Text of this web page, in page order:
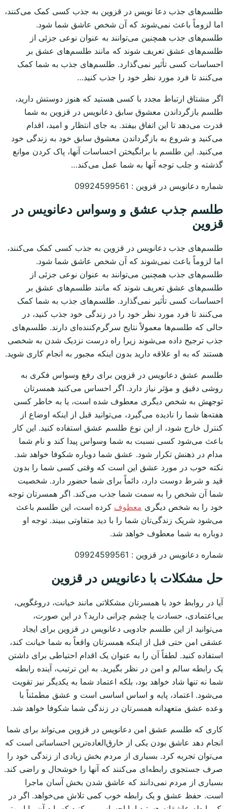
طلسم‌های جذب دعا نویس در قزوین به جذب کسی کمک می‌کنند،
اما لزوماً باعث نمی‌شوند که آن شخص عاشق شما شود.
طلسم‌های جذب همچنین می‌توانند به عنوان نوعی جزئی از
طلسم‌های عشق تعریف شوند که مانند طلسم‌های عشق بر
احساسات کسی تأثیر نمی‌گذارد. طلسم‌های جذب به شما کمک
می‌کنند تا فرد مورد نظر خود را جذب کنید…
اگر مشتاق ارتباط مجدد با کسی هستید که هنوز دوستش دارید،
طلسم بازگرداندن معشوق سابق دعانویس در قزوین به شما
قدرت می‌دهد تا این اتفاق بیفتد. به جای انتظار و امید، اقدام
می‌کنید و شروع به بازگرداندن معشوق سابق خود به زندگی خود
می‌کنید. این طلسم با برانگیختن احساسات آنها، پاک کردن موانع
گذشته و جلب توجه آنها به شما عمل می‌کند…
شماره دعانویس در قزوین : 09924599561
طلسم جذب عشق و وسواس دعانویس در
قزوین
طلسم‌های جذب دعانویس در قزوین به جذب کسی کمک می‌کنند،
اما لزوماً باعث نمی‌شوند که آن شخص عاشق شما شود.
طلسم‌های جذب همچنین می‌توانند به عنوان نوعی جزئی از
طلسم‌های عشق تعریف شوند که مانند طلسم‌های عشق بر
احساسات کسی تأثیر نمی‌گذارد. طلسم‌های جذب به شما کمک
می‌کنند تا فرد مورد نظر خود را در زندگی خود جذب کنید، در
حالی که طلسم‌ها معمولاً نتایج سرگرم‌کننده‌ای دارند. طلسم‌های
جذب ترجیح داده می‌شوند زیرا راه درست نزدیک شدن به شخصی
هستند که به او علاقه دارید بدون اینکه مجبور به انجام کاری شوید.
طلسم عشق دعانویس در قزوین برای رفع وسواس فکری به
روشی دقیق و مؤثر نیاز دارد. اگر احساس می‌کنید همسرتان
توجهش به شخص دیگری معطوف شده است، یا به خاطر کسی
هفته‌ها شما را نادیده می‌گیرد، می‌توانید قبل از اینکه اوضاع از
کنترل خارج شود، از این نوع طلسم عشق استفاده کنید. این کار
باعث می‌شود کسی نسبت به شما وسواس پیدا کند و نام شما
مدام در ذهنش تکرار شود. عشق شما دوباره شکوفا خواهد شد.
نکته خوب در مورد عشق این است که وقتی کسی شما را بدون
قید و شرط دوست دارد، دائماً برای شما حضور دارد. شخصیت
شما آن شخص را به سمت شما جذب می‌کند. اگر همسرتان توجه
خود را به شخص دیگری معطوف کرده است، این طلسم باعث
می‌شود شریک زندگی‌تان شما را با دید متفاوتی ببیند. توجه او
دوباره به شما معطوف خواهد شد.
شماره دعانویس در قزوین : 09924599561
حل مشکلات با دعانویس در قزوین
آیا در روابط خود با همسرتان مشکلاتی مانند خیانت، دروغگویی،
بی‌اعتمادی، حسادت یا چشم چرانی دارید؟ در این صورت،
می‌توانید از این طلسم جادویی دعانویس در قزوین برای ایجاد
عشقی امن حتی قبل از اینکه همسرتان واقعاً به شما خیانت کند،
استفاده کنید. لطفاً آن را به عنوان یک اقدام احتیاطی برای داشتن
یک رابطه سالم و امن در نظر بگیرید. به این ترتیب، آینده رابطه
شما نه تنها شاد خواهد بود، بلکه اعتماد شما به یکدیگر نیز تقویت
می‌شود. اعتماد، پایه و اساس اساسی است و عشق مطمئناً با
وعده عشق متعهدانه همسرتان در زندگی شما شکوفا خواهد شد.
کاری که طلسم عشق امن دعانویس در قزوین می‌تواند برای شما
انجام دهد عاشق بودن یکی از خارق‌العاده‌ترین احساساتی است که
می‌توان تجربه کرد. بسیاری از مردم بخش زیادی از زندگی خود را
صرف جستجوی رابطه‌ای می‌کنند که آنها را خوشحال و راضی کند.
بسیاری از مردم نمی‌دانند که عاشق شدن بخش آسان ماجرا
است. حفظ عشق و یک رابطه خوب کمی تلاش می‌خواهد. اگر در